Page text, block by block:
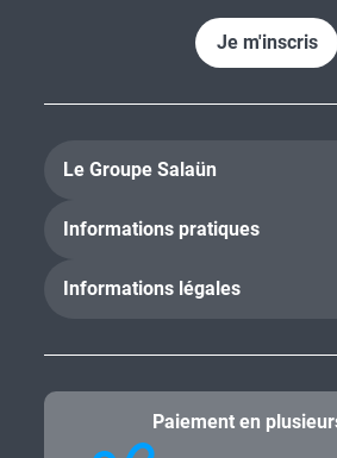
Je m'inscris
Le Groupe Salaün
Informations pratiques
Informations légales
Paiement en